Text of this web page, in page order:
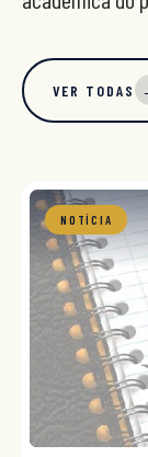
VER TODAS
NOTÍCIA